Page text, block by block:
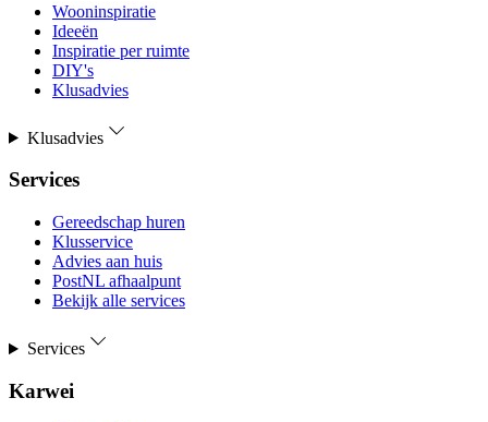
Wooninspiratie
Ideeën
Inspiratie per ruimte
DIY's
Klusadvies
Klusadvies
Services
Gereedschap huren
Klusservice
Advies aan huis
PostNL afhaalpunt
Bekijk alle services
Services
Karwei